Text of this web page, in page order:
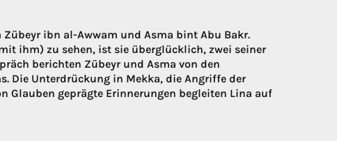
ibn al-Awwam und Asma bint Abu Bakr.
ihm) zu sehen, ist sie überglücklich, zwei seiner
berichten Zübeyr und Asma von den
Die Unterdrückung in Mekka, die Angriffe der
Glauben geprägte Erinnerungen begleiten Lina auf